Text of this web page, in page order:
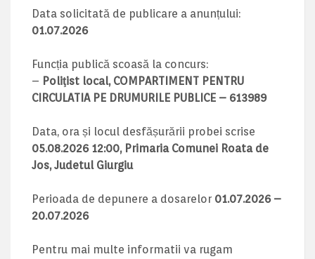
Data solicitată de publicare a anunțului:
01.07.2026
Funcția publică scoasă la concurs:
– Poliţist local, COMPARTIMENT PENTRU
CIRCULATIA PE DRUMURILE PUBLICE – 613989
Data, ora și locul desfășurării probei scrise
05.08.2026 12:00, Primaria Comunei Roata de
Jos, Judetul Giurgiu
Perioada de depunere a dosarelor 01.07.2026 –
20.07.2026
Pentru mai multe informatii va rugam